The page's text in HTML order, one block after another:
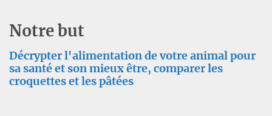
Notre but
Décrypter l'alimentation de votre animal pour
sa santé et son mieux être, comparer les
croquettes et les pâtées